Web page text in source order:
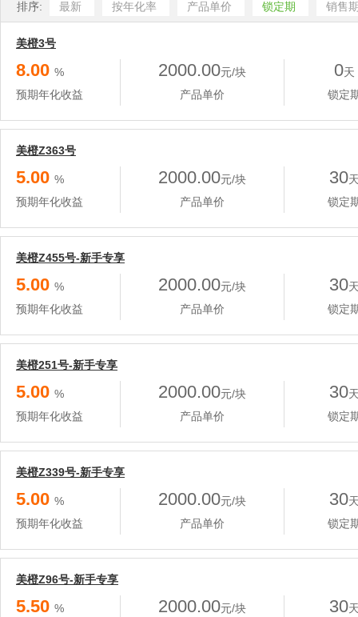
排序: 最新 按年化率 产品单价 锁定期 销售
美橙3号
8.00 %
预期年化收益
2000.00元/块
产品单价
0天
锁定
美橙Z363号
5.00 %
预期年化收益
2000.00元/块
产品单价
30
锁定
美橙Z455号-新手专享
5.00 %
预期年化收益
2000.00元/块
产品单价
30
锁定
美橙251号-新手专享
5.00 %
预期年化收益
2000.00元/块
产品单价
30
锁定
美橙Z339号-新手专享
5.00 %
预期年化收益
2000.00元/块
产品单价
30
锁定
美橙Z96号-新手专享
5.50 %
2000.00元/块
30